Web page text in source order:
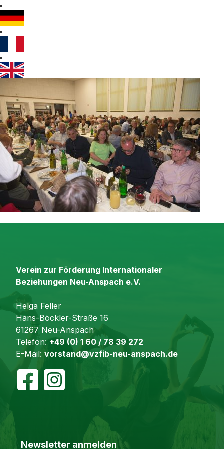
Verein zur Förderung Internationaler
Beziehungen Neu-Anspach e.V.
Helga Feller
Hans-Böckler-Straße 16
61267 Neu-Anspach
Telefon: +49 (0) 1 60 / 78 39 272
E-Mail: vorstand@vzfib-neu-anspach.de
Newsletter anmelden